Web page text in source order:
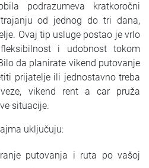
podrazumeva kratkoročni
od jednog do tri dana,
Ovaj tip usluge postao je vrlo
i udobnost tokom
da planirate vikend putovanje
prijatelje ili jednostavno treba
vikend rent a car pruža
situacije.
uključuju:
putovanja i ruta po vašoj